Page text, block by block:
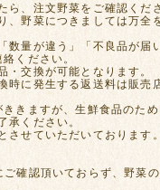
ら、注文野菜をご確認くだ
、野菜につきましては万全
数量が違う」「不良品が届
ください。
・交換が可能となります。
時に発生する返送料は販売
きますが、生鮮食品のた
承ください。
させていただいております
確認頂いておらず、野菜